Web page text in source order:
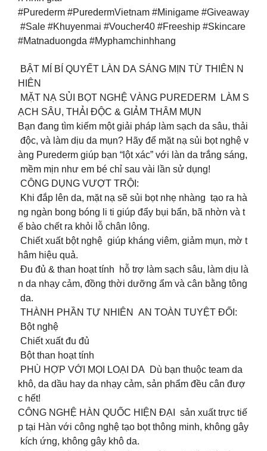
#Purederm #PuredermVietnam #Minigame #Giveaway
#Sale #Khuyenmai #Voucher40 #Freeship #Skincare
#Matnaduongda #Myphamchinhhang
BẬT MÍ BÍ QUYẾT LÀN DA SÁNG MỊN TỪ THIÊN N
HIÊN
MẶT NẠ SỦI BỌT NGHỆ VÀNG PUREDERM LÀM S
ẠCH SÂU, THẢI ĐỘC & GIẢM THÂM MỤN
Bạn đang tìm kiếm một giải pháp làm sạch da sâu, thải
độc, và làm dịu da mụn? Hãy để mặt nạ sủi bọt nghệ v
àng Purederm giúp bạn “lột xác” với làn da trắng sáng,
mềm mịn như em bé chỉ sau vài lần sử dụng!
CÔNG DỤNG VƯỢT TRỘI:
Khi đắp lên da, mặt nạ sẽ sủi bọt nhẹ nhàng tạo ra hà
ng ngàn bong bóng li ti giúp đẩy bụi bẩn, bã nhờn và t
ế bào chết ra khỏi lỗ chân lông.
Chiết xuất bột nghệ giúp kháng viêm, giảm mụn, mờ t
hâm hiệu quả.
Đu đủ & than hoạt tính hỗ trợ làm sạch sâu, làm dịu là
n da nhạy cảm, đồng thời dưỡng ẩm và cân bằng tông
da.
THÀNH PHẦN TỰ NHIÊN AN TOÀN TUYỆT ĐỐI:
️ Bột nghệ
️ Chiết xuất đu đủ
️ Bột than hoạt tính
‍️ PHÙ HỢP VỚI MỌI LOẠI DA Dù bạn thuộc team da
khô, da dầu hay da nhạy cảm, sản phẩm đều cân đượ
c hết!
CÔNG NGHỆ HÀN QUỐC HIỆN ĐẠI sản xuất trực tiế
p tại Hàn với công nghệ tạo bọt thông minh, không gây
kích ứng, không gây khô da.